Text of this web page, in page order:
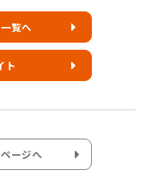
覧へ
ト
ージへ